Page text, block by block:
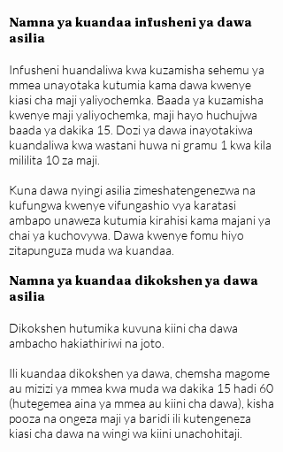
Namna ya kuandaa infusheni ya dawa
asilia
Infusheni huandaliwa kwa kuzamisha sehemu ya
mmea unayotaka kutumia kama dawa kwenye
kiasi cha maji yaliyochemka. Baada ya kuzamisha
kwenye maji yaliyochemka, maji hayo huchujwa
baada ya dakika 15. Dozi ya dawa inayotakiwa
kuandaliwa kwa wastani huwa ni gramu 1 kwa kila
mililita 10 za maji.
Kuna dawa nyingi asilia zimeshatengenezwa na
kufungwa kwenye vifungashio vya karatasi
ambapo unaweza kutumia kirahisi kama majani ya
chai ya kuchovywa. Dawa kwenye fomu hiyo
zitapunguza muda wa kuandaa.
Namna ya kuandaa dikokshen ya dawa
asilia
Dikokshen hutumika kuvuna kiini cha dawa
ambacho hakiathiriwi na joto.
Ili kuandaa dikokshen ya dawa, chemsha magome
au mizizi ya mmea kwa muda wa dakika 15 hadi 60
(hutegemea aina ya mmea au kiini cha dawa), kisha
pooza na ongeza maji ya baridi ili kutengeneza
kiasi cha dawa na wingi wa kiini unachohitaji.